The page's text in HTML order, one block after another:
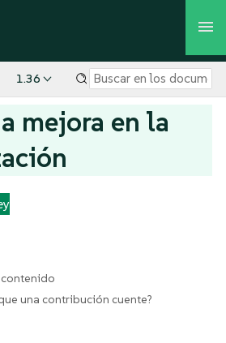
1.36
mejora en la
contenido
una contribución cuente?